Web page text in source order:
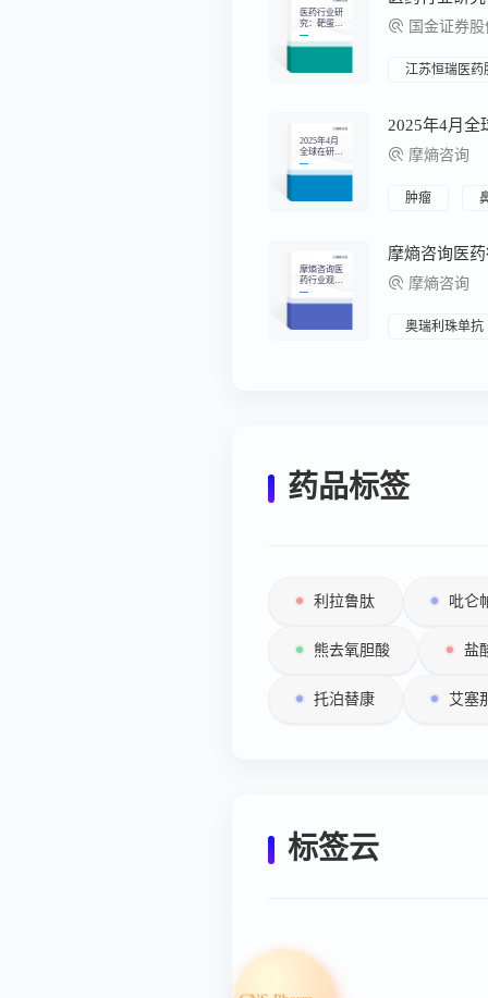
医药行业研
究：靶蛋白
降解：下一
代颠覆性治
国金证券
江苏恒瑞医药
2025年4月
全球在研新
药月报
2025年4月全
摩熵咨询
肿瘤
摩熵咨询医
药行业观察
周报（2025.
03.31-2025.0
摩熵咨询
奥瑞利珠单抗
药品标签
利拉鲁肽 吡仑
熊去氧胆酸 盐
托泊替康 艾塞
标签云